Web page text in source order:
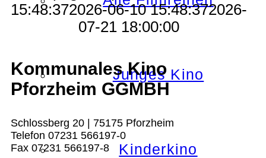
Junges Kino
Kinderkino
15:48:372026-06-10 15:48:372026-
07-21 18:00:00
Kommunales Kino
Pforzheim GGMBH
Schlossberg 20 | 75175 Pforzheim
Telefon 07231 566197-0
Fax 07231 566197-8